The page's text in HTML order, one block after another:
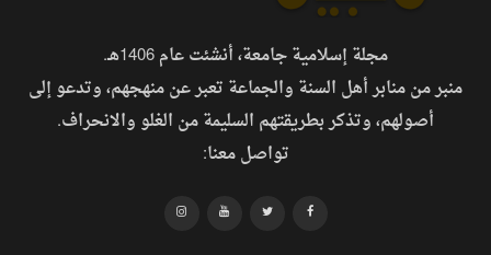
مجلة إسلامية جامعة، أنشئت عام 1406هـ.
منبر من منابر أهل السنة والجماعة تعبر عن منهجهم، وتدعو إلى
أصولهم، وتذكر بطريقتهم السليمة من الغلو والانحراف.
تواصل معنا: